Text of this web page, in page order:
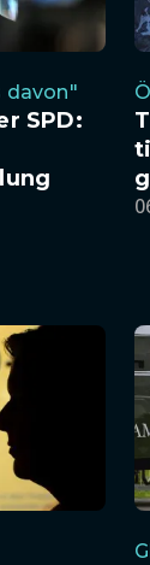
davon"
SPD: